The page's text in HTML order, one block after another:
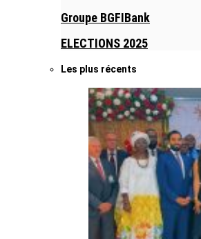
Groupe BGFIBank
ELECTIONS 2025
Les plus récents